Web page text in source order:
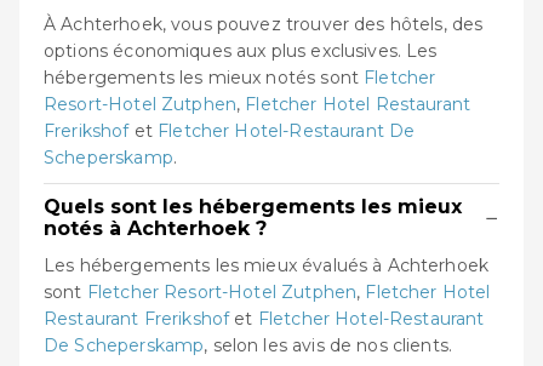
À Achterhoek, vous pouvez trouver des hôtels, des
options économiques aux plus exclusives. Les
hébergements les mieux notés sont Fletcher
Resort-Hotel Zutphen, Fletcher Hotel Restaurant
Frerikshofet Fletcher Hotel-Restaurant De
Scheperskamp.
Quels sont les hébergements les mieux
notés à Achterhoek ?
−
Les hébergements les mieux évalués à Achterhoek
sont Fletcher Resort-Hotel Zutphen, Fletcher Hotel
Restaurant Frerikshofet Fletcher Hotel-Restaurant
De Scheperskamp, selon les avis de nos clients.